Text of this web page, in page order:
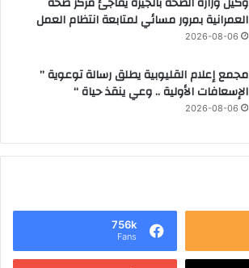
العمرانية بمرور مسائي لمتابعة انتظام العمل
2026-08-06
مجمع إعلام القليوبية يطلق رسالة توعوية ”
الإسعافات الأولية .. وعي ينقذ حياة “
2026-08-06
756k
Fans